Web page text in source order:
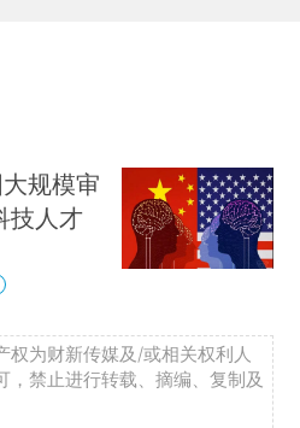
规模审
技人才
权为财新传媒及/或相关权利人
，禁止进行转载、摘编、复制及